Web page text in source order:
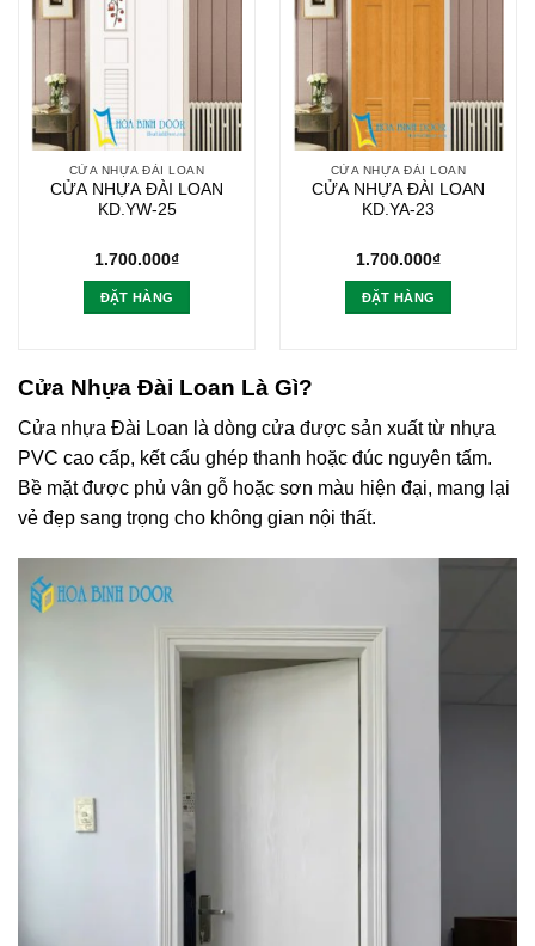
CỬA NHỰA ĐÀI LOAN
CỬA NHỰA ĐÀI LOAN
KD.YW-25
1.700.000₫
ĐẶT HÀNG
CỬA NHỰA ĐÀI LOAN
CỬA NHỰA ĐÀI LOAN
KD.YA-23
1.700.000₫
ĐẶT HÀNG
Cửa Nhựa Đài Loan Là Gì?
Cửa nhựa Đài Loan là dòng cửa được sản xuất từ nhựa
PVC cao cấp, kết cấu ghép thanh hoặc đúc nguyên tấm.
Bề mặt được phủ vân gỗ hoặc sơn màu hiện đại, mang lại
vẻ đẹp sang trọng cho không gian nội thất.